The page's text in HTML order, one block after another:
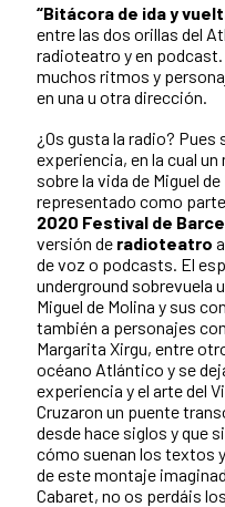
“Bitácora de ida y
entre las dos orillas del
radioteatro y en
muchos ritmos y
en una u otra dirección.
¿Os gusta la radio?
experiencia, en la cual
sobre la vida de Miguel
representado como
2020 Festival de
versión de radioteatro
de voz o podcasts. El
underground sobrevuela
Miguel de Molina y sus
también a personajes
Margarita Xirgu, entre
océano Atlántico y se
experiencia y el arte del
Cruzaron un puente
desde hace siglos y que
cómo suenan los textos
de este montaje
Cabaret, no os perdáis